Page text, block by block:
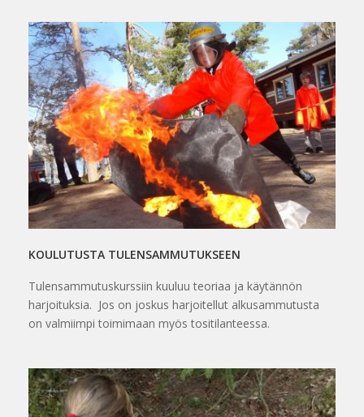
KOULUTUSTA TULENSAMMUTUKSEEN
Tulensammutuskurssiin kuuluu teoriaa ja käytännön
harjoituksia. Jos on joskus harjoitellut alkusammutusta
on valmiimpi toimimaan myös tositilanteessa.